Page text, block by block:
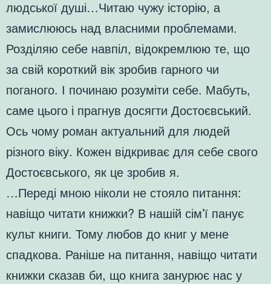
людської душі…Читаю чужу історію, а
замислююсь над власними проблемами.
Розділяю себе навпіл, відокремлюю те, що
за свій короткий вік зробив гарного чи
поганого. І починаю розуміти себе. Мабуть,
саме цього і прагнув досягти Достоєвський.
Ось чому роман актуальний для людей
різного віку. Кожен відкриває для себе свого
Достоєвського, як це зробив я.
…Переді мною ніколи не стояло питання:
навіщо читати книжки? В нашій сім’ї панує
культ книги. Тому любов до книг у мене
спадкова. Раніше на питання, навіщо читати
книжки сказав би, що книга занурює нас у